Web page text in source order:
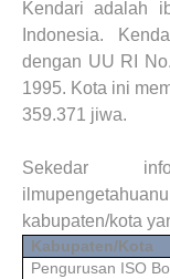
Kendari adalah
Indonesia.
dengan UU RI
1995. Kota ini
359.371 jiwa.
Sekedar
kabupaten/kota
Kabupaten/Kota
Pengurusan ISO